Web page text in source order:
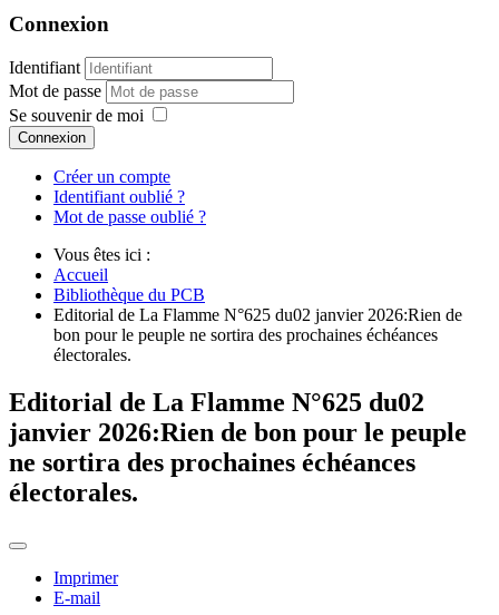
Connexion
Identifiant
Mot de passe
Se souvenir de moi
Connexion
Créer un compte
Identifiant oublié ?
Mot de passe oublié ?
Vous êtes ici :
Accueil
Bibliothèque du PCB
Editorial de La Flamme N°625 du02 janvier 2026:Rien de
bon pour le peuple ne sortira des prochaines échéances
électorales.
Editorial de La Flamme N°625 du02
janvier 2026:Rien de bon pour le peuple
ne sortira des prochaines échéances
électorales.
Imprimer
E-mail